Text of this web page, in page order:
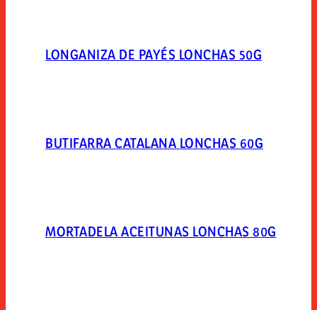
LONGANIZA DE PAYÉS LONCHAS 50G
BUTIFARRA CATALANA LONCHAS 60G
MORTADELA ACEITUNAS LONCHAS 80G